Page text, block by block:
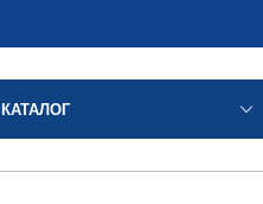
КАТАЛОГ